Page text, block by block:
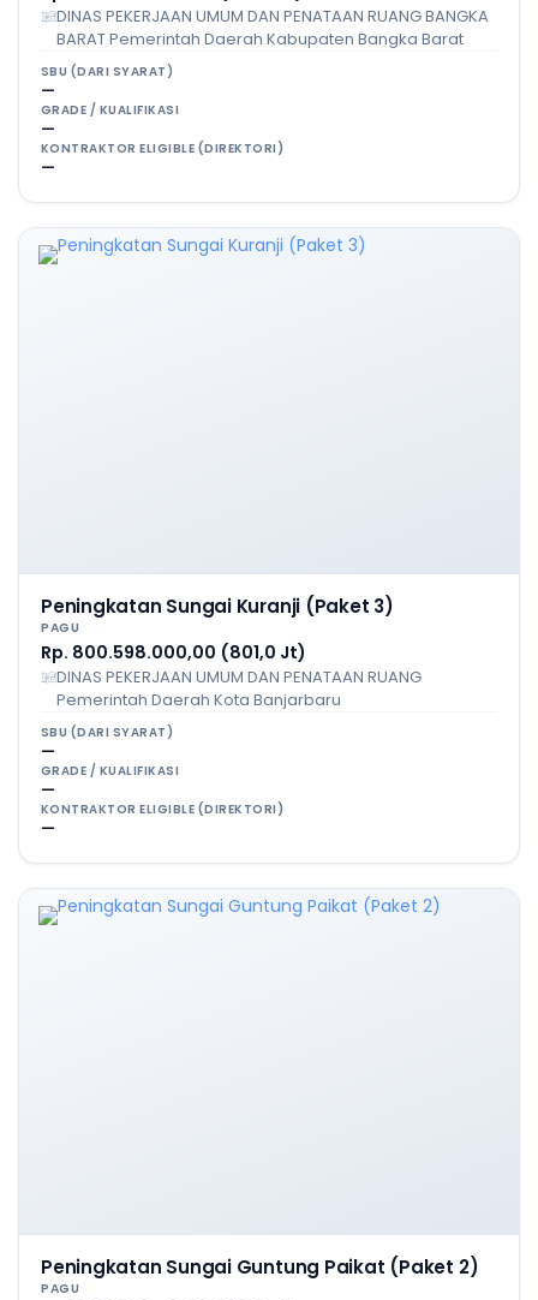
DINAS PEKERJAAN UMUM DAN PENATAAN RUANG BANGKA
BARAT Pemerintah Daerah Kabupaten Bangka Barat
SBU (DARI SYARAT)
—
GRADE / KUALIFIKASI
—
KONTRAKTOR ELIGIBLE (DIREKTORI)
—
Peningkatan Sungai Kuranji (Paket 3)
PAGU
Rp. 800.598.000,00 (801,0 Jt)
DINAS PEKERJAAN UMUM DAN PENATAAN RUANG
Pemerintah Daerah Kota Banjarbaru
SBU (DARI SYARAT)
—
GRADE / KUALIFIKASI
—
KONTRAKTOR ELIGIBLE (DIREKTORI)
—
Peningkatan Sungai Guntung Paikat (Paket 2)
PAGU